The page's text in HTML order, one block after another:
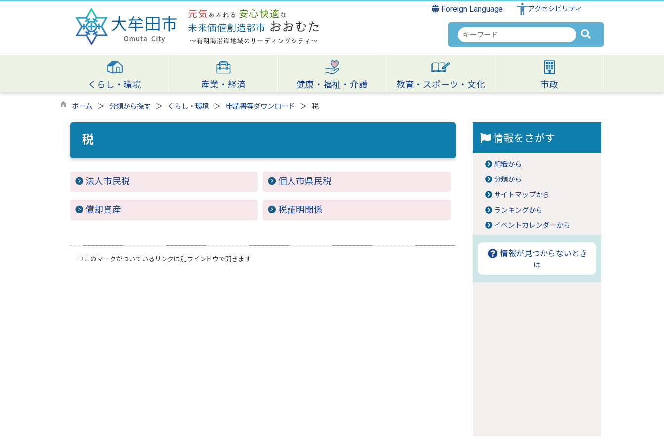
Foreign Language アクセシビリティ
検
索
キ
ワ
ー
くらし・環境 産業・経済 健康・福祉・介護 教育・スポーツ・文化 市政
ホーム 分類から探す くらし・環境 申請書等ダウンロード 税
税
法人市民税 個人市県民税
償却資産 税証明関係
このマークがついているリンクは別ウインドウで開きます
情報をさがす
組織から
分類から
サイトマップから
ランキングから
イベントカレンダーから
情報が見つからないとき
は